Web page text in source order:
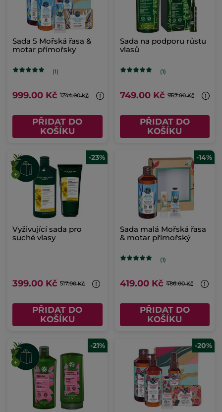
Sada 5 Mořská řasa &
motar přímořsky
(1)
999.00 Kč 1244.00 Kč
PŘIDAT DO
KOŠÍKU
Sada na podporu růstu
vlasů
(1)
749.00 Kč 967.00 Kč
PŘIDAT DO
KOŠÍKU
-23%
Vyživující sada pro
suché vlasy
399.00 Kč 517.00 Kč
PŘIDAT DO
KOŠÍKU
-14%
Sada malá Mořská řasa
& motar přímořský
(1)
419.00 Kč 486.00 Kč
PŘIDAT DO
KOŠÍKU
-21% -20%